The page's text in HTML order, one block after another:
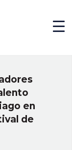
en
de